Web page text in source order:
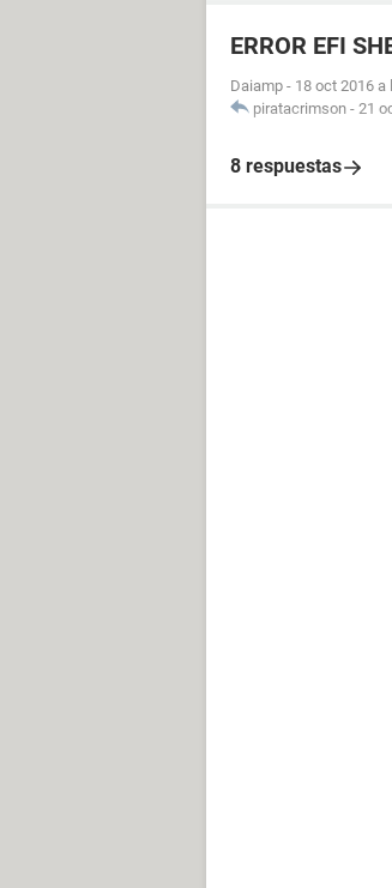
ERROR EFI
Daiamp - 18 oct 2016 a
piratacrimson - 21
8 respuestas